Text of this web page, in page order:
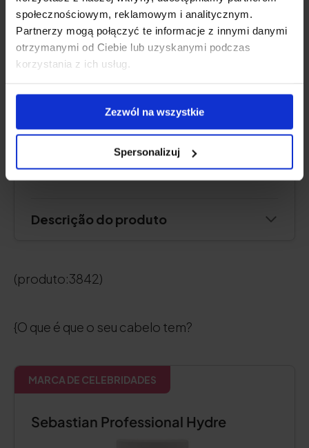
społecznościowym, reklamowym i analitycznym.
Partnerzy mogą połączyć te informacje z innymi danymi
otrzymanymi od Ciebie lub uzyskanymi podczas
korzystania z ich usług.
Zezwól na wszystkie
Spersonalizuj
peso
Verificar o preço
Descrição do produto
(produto:3842)
{O que é que o seu cabelo tem?
MARCA DE CELEBRIDADES
Sebastian Professional Hydre